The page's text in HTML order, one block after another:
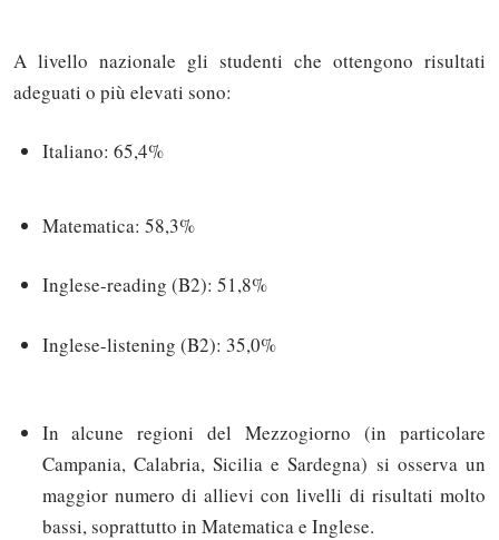
A livello nazionale gli studenti che ottengono risultati
adeguati o più elevati sono:
Italiano: 65,4%
Matematica: 58,3%
Inglese-reading (B2): 51,8%
Inglese-listening (B2): 35,0%
In alcune regioni del Mezzogiorno (in particolare
Campania, Calabria, Sicilia e Sardegna) si osserva un
maggior numero di allievi con livelli di risultati molto
bassi, soprattutto in Matematica e Inglese.